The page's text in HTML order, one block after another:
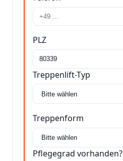
PLZ
Treppenlift-Typ
Treppenform
Pflegegrad vorhanden?